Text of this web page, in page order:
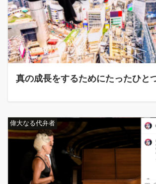
真の成長をするためにたったひと
偉大なる代弁者